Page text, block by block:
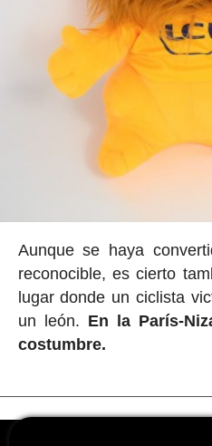
Aunque se haya
reconocible, es cierto
lugar donde un ciclista
un león. En la París-
costumbre.